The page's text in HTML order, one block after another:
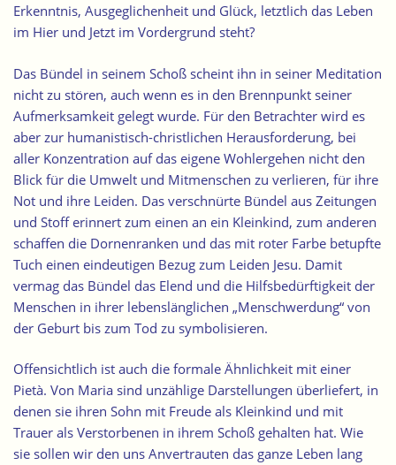
Erkenntnis, Ausgeglichenheit und Glück, letztlich das Leben
im Hier und Jetzt im Vordergrund steht?
Das Bündel in seinem Schoß scheint ihn in seiner Meditation
nicht zu stören, auch wenn es in den Brennpunkt seiner
Aufmerksamkeit gelegt wurde. Für den Betrachter wird es
aber zur humanistisch-christlichen Herausforderung, bei
aller Konzentration auf das eigene Wohlergehen nicht den
Blick für die Umwelt und Mitmenschen zu verlieren, für ihre
Not und ihre Leiden. Das verschnürte Bündel aus Zeitungen
und Stoff erinnert zum einen an ein Kleinkind, zum anderen
schaffen die Dornenranken und das mit roter Farbe betupfte
Tuch einen eindeutigen Bezug zum Leiden Jesu. Damit
vermag das Bündel das Elend und die Hilfsbedürftigkeit der
Menschen in ihrer lebenslänglichen „Menschwerdung“ von
der Geburt bis zum Tod zu symbolisieren.
Offensichtlich ist auch die formale Ähnlichkeit mit einer
Pietà. Von Maria sind unzählige Darstellungen überliefert, in
denen sie ihren Sohn mit Freude als Kleinkind und mit
Trauer als Verstorbenen in ihrem Schoß gehalten hat. Wie
sie sollen wir den uns Anvertrauten das ganze Leben lang